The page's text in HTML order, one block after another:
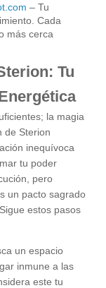
– Tu
Cada
más cerca
Tu
la magia
de Sterion
inequívoca
tu poder
pero
un pacto sagrado
estos pasos
un espacio
inmune a las
este tu